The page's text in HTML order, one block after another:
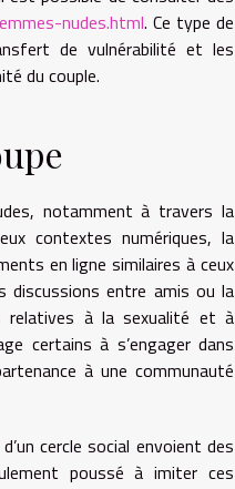
nudes.html. Ce type de
de vulnérabilité et les
du couple.
notamment à travers la
contextes numériques, la
en ligne similaires à ceux
discussions entre amis ou la
relatives à la sexualité et à
certains à s’engager dans
à une communauté
cercle social envoient des
poussé à imiter ces